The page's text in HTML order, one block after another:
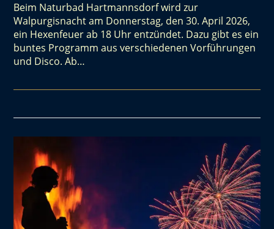
Beim Naturbad Hartmannsdorf wird zur
Walpurgisnacht am Donnerstag, den 30. April 2026,
ein Hexenfeuer ab 18 Uhr entzündet. Dazu gibt es ein
buntes Programm aus verschiedenen Vorführungen
und Disco. Ab…